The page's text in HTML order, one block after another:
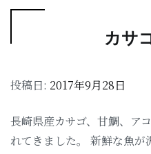
カサ
投稿日: 2017年9月28日
長崎県産カサゴ、甘鯛、ア
れてきました。 新鮮な魚が